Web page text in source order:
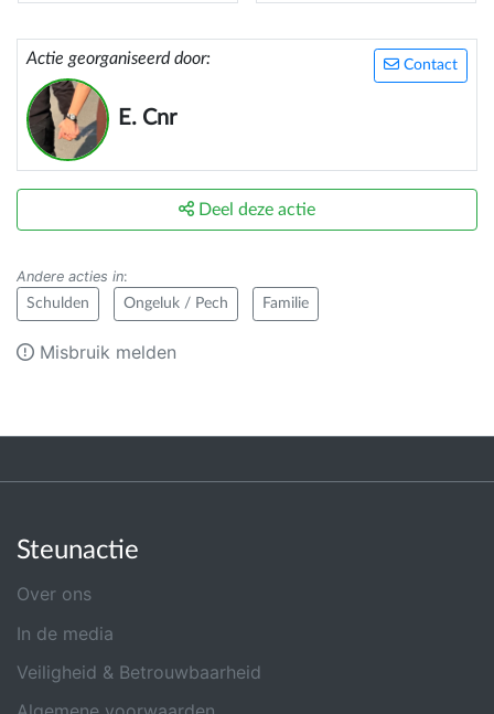
Contact
Actie georganiseerd door:
E. Cnr
Deel deze actie
Andere acties in:
Schulden Ongeluk / Pech Familie
Misbruik melden
Steunactie
Over ons
In de media
Veiligheid & Betrouwbaarheid